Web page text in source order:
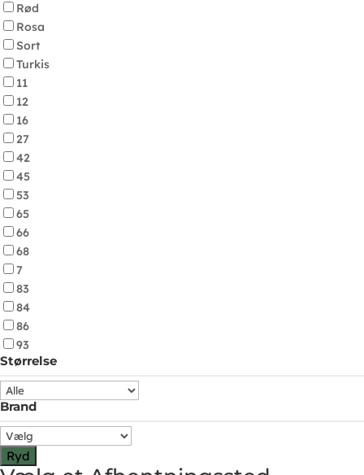
Rød
Rosa
Sort
Turkis
11
12
16
27
42
45
53
65
66
68
7
83
84
86
93
Størrelse
Brand
Ryd